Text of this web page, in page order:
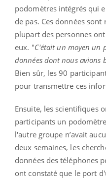
podomètres intégrés qui
de pas. Ces données
plupart des personnes
eux. "C'était un moyen un
données dont nous avions
Bien sûr, les 90
pour transmettre ces
Ensuite, les scientifiques
participants un
l'autre groupe n’avait
deux semaines, les
données des téléphones
ont constaté que le port